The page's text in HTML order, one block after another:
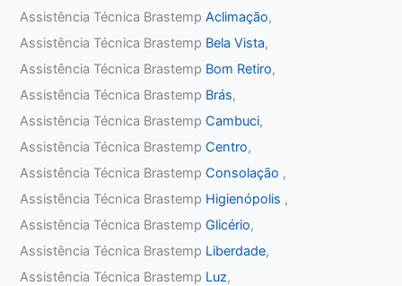
Assistência Técnica BrastempAclimação,
Assistência Técnica Brastemp Bela Vista,
Assistência Técnica Brastemp Bom Retiro,
Assistência Técnica Brastemp Brás,
Assistência Técnica BrastempCambuci,
Assistência Técnica BrastempCentro,
Assistência Técnica BrastempConsolação ,
Assistência Técnica Brastemp Higienópolis ,
Assistência Técnica BrastempGlicério,
Assistência Técnica Brastemp Liberdade,
Assistência Técnica Brastemp Luz,